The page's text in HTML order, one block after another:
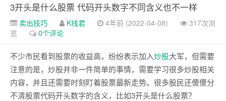
3开头是什么股票 代码开头数字不同含义也不一样
卖出技巧 K线君 4年前 (2022-04-08)
317次浏
览
0个评论
不少市民看到股票的收益高，纷纷表示加入炒股大军，但需要
注意的是，炒股并非一件简单的事情，需要学习很多炒股相关
内容，并且还需要时刻盯着股票最新走势。很多股民还傻傻分
不清股票代码开头数字的含义，比如3开头是什么股票？